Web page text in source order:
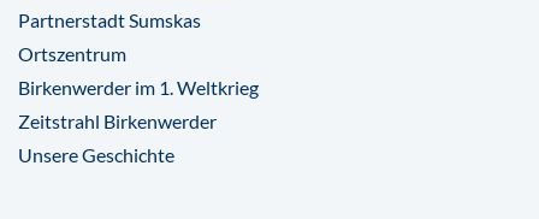
Partnerstadt Sumskas
Ortszentrum
Birkenwerder im 1. Weltkrieg
Zeitstrahl Birkenwerder
Unsere Geschichte